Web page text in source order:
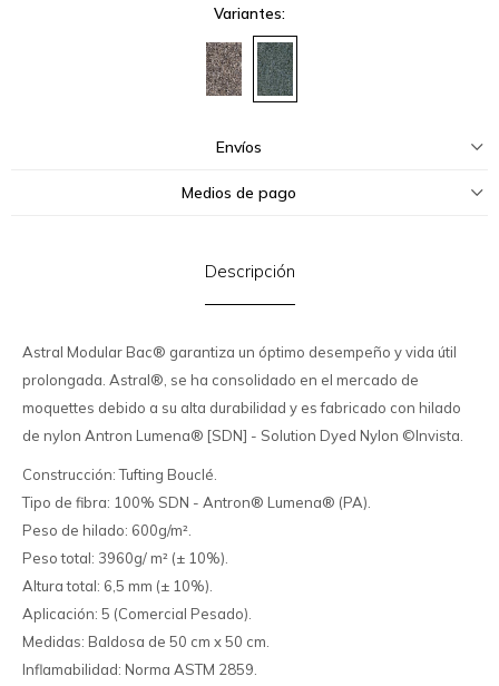
Variantes:
Envíos
Medios de pago
Descripción
Astral Modular Bac® garantiza un óptimo desempeño y vida útil
prolongada. Astral®, se ha consolidado en el mercado de
moquettes debido a su alta durabilidad y es fabricado con hilado
de nylon Antron Lumena® [SDN] - Solution Dyed Nylon ©Invista.
Construcción: Tufting Bouclé.
Tipo de fibra: 100% SDN - Antron® Lumena® (PA).
Peso de hilado: 600g/m².
Peso total: 3960g/ m² (± 10%).
Altura total: 6,5 mm (± 10%).
Aplicación: 5 (Comercial Pesado).
Medidas: Baldosa de 50 cm x 50 cm.
Inflamabilidad: Norma ASTM 2859.